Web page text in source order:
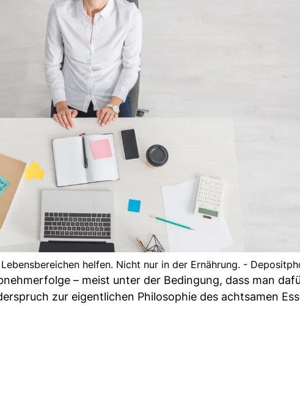
helfen. Nicht nur in der Ernährung. -
– meist unter der Bedingung, dass man
zur eigentlichen Philosophie des achtsamen